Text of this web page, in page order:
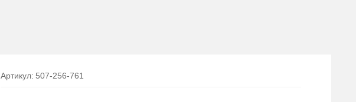
Артикул: 507-256-761